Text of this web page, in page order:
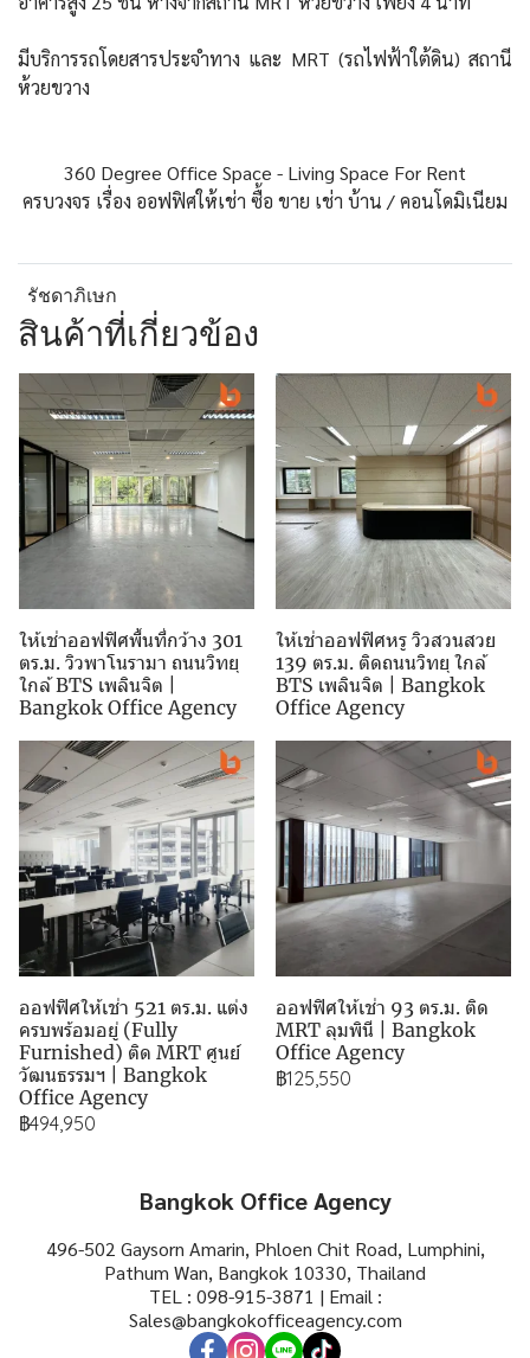
มีบริการรถโดยสารประจำทาง และ MRT (รถไฟฟ้าใต้ดิน) สถานี
ห้วยขวาง
360 Degree Office Space - Living Space For Rent
ครบวงจร เรื่อง ออฟฟิศให้เช่า ซื้อ ขาย เช่า บ้าน / คอนโดมิเนียม
รัชดาภิเษก
สินค้าที่เกี่ยวข้อง
ให้เช่าออฟฟิศพื้นที่กว้าง 301
ตร.ม. วิวพาโนรามา ถนนวิทยุ
ใกล้ BTS เพลินจิต |
Bangkok Office Agency
ให้เช่าออฟฟิศหรู วิวสวนสวย
139 ตร.ม. ติดถนนวิทยุ ใกล้
BTS เพลินจิต | Bangkok
Office Agency
ออฟฟิศให้เช่า 521 ตร.ม. แต่ง
ครบพร้อมอยู่ (Fully
Furnished) ติด MRT ศูนย์
วัฒนธรรมฯ | Bangkok
Office Agency
฿494,950
ออฟฟิศให้เช่า 93 ตร.ม. ติด
MRT ลุมพินี | Bangkok
Office Agency
฿125,550
Bangkok Office Agency
496-502 Gaysorn Amarin, Phloen Chit Road, Lumphini,
Pathum Wan, Bangkok 10330, Thailand
TEL : 098-915-3871 | Email :
Sales@bangkokofficeagency.com